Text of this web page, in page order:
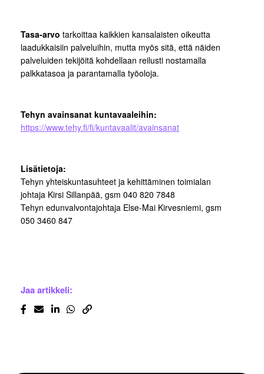
Tasa-arvo tarkoittaa kaikkien kansalaisten oikeutta
laadukkaisiin palveluihin, mutta myös sitä, että näiden
palveluiden tekijöitä kohdellaan reilusti nostamalla
palkkatasoa ja parantamalla työoloja.
Tehyn avainsanat kuntavaaleihin:
https://www.tehy.fi/fi/kuntavaalit/avainsanat
Lisätietoja:
Tehyn yhteiskuntasuhteet ja kehittäminen toimialan
johtaja Kirsi Sillanpää, gsm 040 820 7848
Tehyn edunvalvontajohtaja Else-Mai Kirvesniemi, gsm
050 3460 847
Jaa artikkeli: